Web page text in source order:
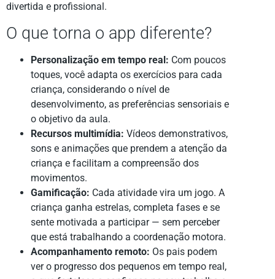
divertida e profissional.
O que torna o app diferente?
Personalização em tempo real: Com poucos
toques, você adapta os exercícios para cada
criança, considerando o nível de
desenvolvimento, as preferências sensoriais e
o objetivo da aula.
Recursos multimídia: Vídeos demonstrativos,
sons e animações que prendem a atenção da
criança e facilitam a compreensão dos
movimentos.
Gamificação: Cada atividade vira um jogo. A
criança ganha estrelas, completa fases e se
sente motivada a participar — sem perceber
que está trabalhando a coordenação motora.
Acompanhamento remoto: Os pais podem
ver o progresso dos pequenos em tempo real,